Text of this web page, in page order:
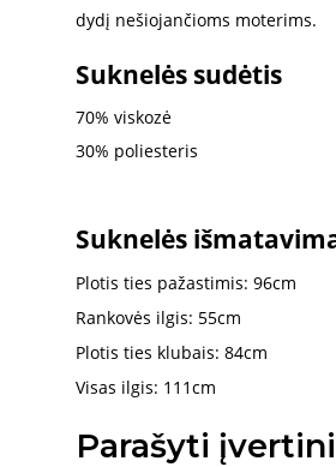
dydį nešiojančioms moterims.
Suknelės sudėtis
70% viskozė
30% poliesteris
Suknelės
Plotis ties pažastimis: 96cm
Rankovės ilgis: 55cm
Plotis ties klubais: 84cm
Visas ilgis: 111cm
Parašyti